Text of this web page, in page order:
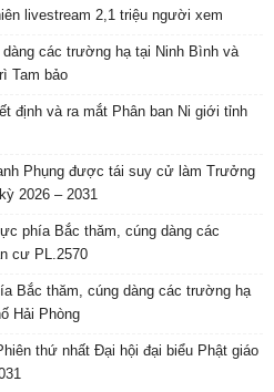
livestream 2,1 triệu người xem
các trường hạ tại Ninh Bình và
Tam bảo
định và ra mắt Phân ban Ni giới tỉnh
Phụng được tái suy cử làm Trưởng
2026 – 2031
phía Bắc thăm, cúng dàng các
cư PL.2570
Bắc thăm, cúng dàng các trường hạ
Hải Phòng
thứ nhất Đại hội đại biểu Phật giáo